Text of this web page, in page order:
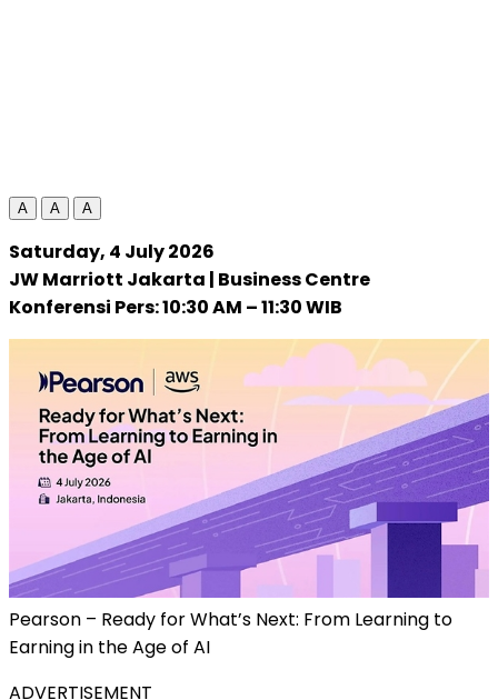
A A A
Saturday, 4 July 2026
JW Marriott Jakarta | Business Centre
Konferensi Pers: 10:30 AM – 11:30 WIB
Pearson – Ready for What’s Next: From Learning to
Earning in the Age of AI
ADVERTISEMENT